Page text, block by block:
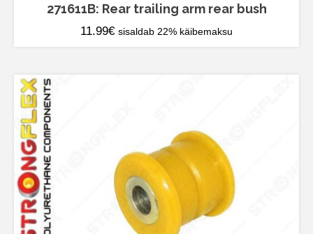
271611B: Rear trailing arm rear bush
11.99€ sisaldab 22% käibemaksu